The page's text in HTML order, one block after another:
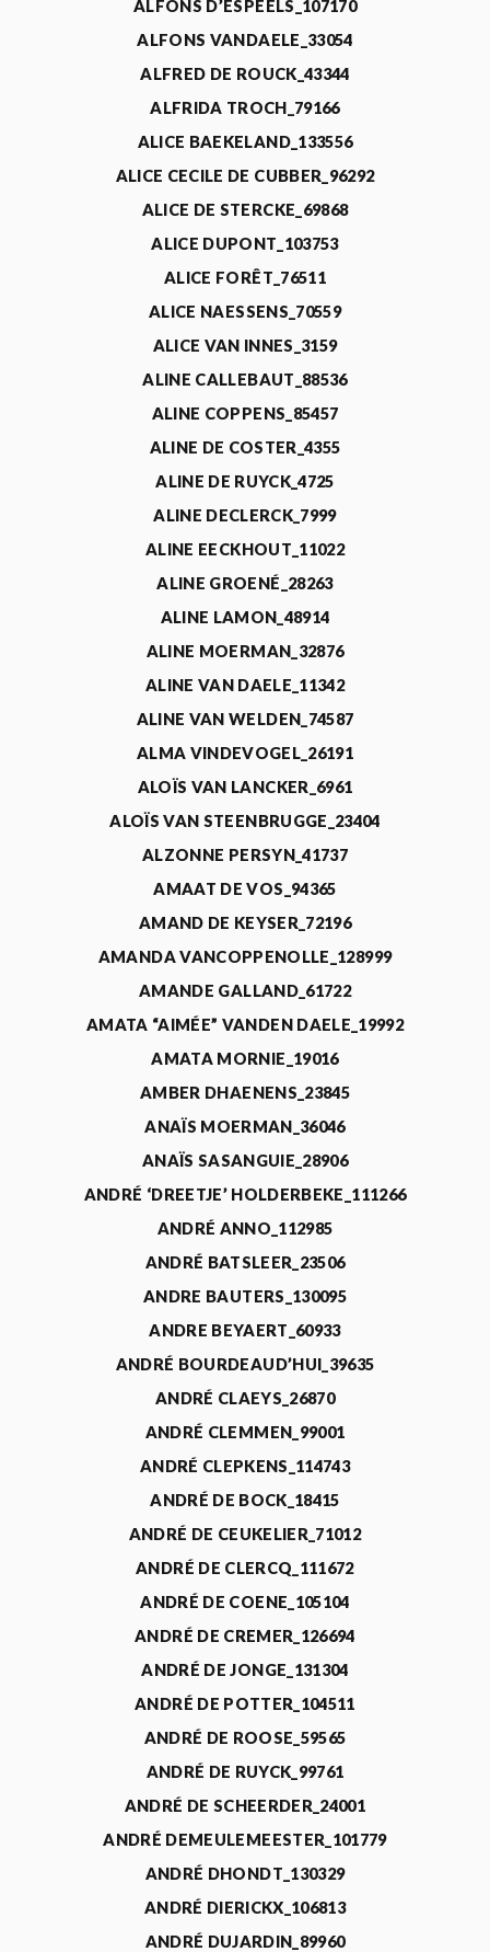
ALFONS D’ESPEELS_107170
ALFONS VANDAELE_33054
ALFRED DE ROUCK_43344
ALFRIDA TROCH_79166
ALICE BAEKELAND_133556
ALICE CECILE DE CUBBER_96292
ALICE DE STERCKE_69868
ALICE DUPONT_103753
ALICE FORÊT_76511
ALICE NAESSENS_70559
ALICE VAN INNES_3159
ALINE CALLEBAUT_88536
ALINE COPPENS_85457
ALINE DE COSTER_4355
ALINE DE RUYCK_4725
ALINE DECLERCK_7999
ALINE EECKHOUT_11022
ALINE GROENÉ_28263
ALINE LAMON_48914
ALINE MOERMAN_32876
ALINE VAN DAELE_11342
ALINE VAN WELDEN_74587
ALMA VINDEVOGEL_26191
ALOÏS VAN LANCKER_6961
ALOÏS VAN STEENBRUGGE_23404
ALZONNE PERSYN_41737
AMAAT DE VOS_94365
AMAND DE KEYSER_72196
AMANDA VANCOPPENOLLE_128999
AMANDE GALLAND_61722
AMATA “AIMÉE” VANDEN DAELE_19992
AMATA MORNIE_19016
AMBER DHAENENS_23845
ANAÏS MOERMAN_36046
ANAÏS SASANGUIE_28906
ANDRÉ ‘DREETJE’ HOLDERBEKE_111266
ANDRÉ ANNO_112985
ANDRÉ BATSLEER_23506
ANDRE BAUTERS_130095
ANDRE BEYAERT_60933
ANDRÉ BOURDEAUD’HUI_39635
ANDRÉ CLAEYS_26870
ANDRÉ CLEMMEN_99001
ANDRÉ CLEPKENS_114743
ANDRÉ DE BOCK_18415
ANDRÉ DE CEUKELIER_71012
ANDRÉ DE CLERCQ_111672
ANDRÉ DE COENE_105104
ANDRÉ DE CREMER_126694
ANDRÉ DE JONGE_131304
ANDRÉ DE POTTER_104511
ANDRÉ DE ROOSE_59565
ANDRÉ DE RUYCK_99761
ANDRÉ DE SCHEERDER_24001
ANDRÉ DEMEULEMEESTER_101779
ANDRÉ DHONDT_130329
ANDRÉ DIERICKX_106813
ANDRÉ DUJARDIN_89960